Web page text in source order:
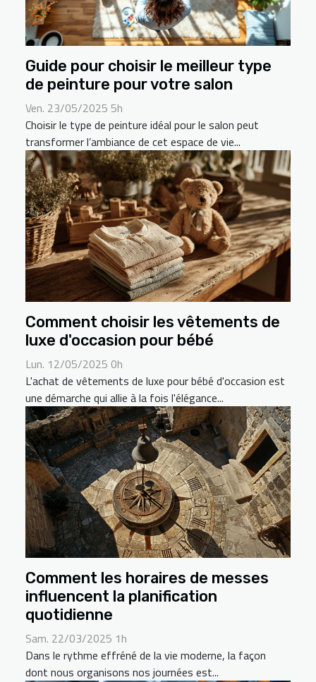
Guide pour choisir le meilleur type
de peinture pour votre salon
Ven. 23/05/2025 5h
Choisir le type de peinture idéal pour le salon peut
transformer l’ambiance de cet espace de vie...
Comment choisir les vêtements de
luxe d'occasion pour bébé
Lun. 12/05/2025 0h
L'achat de vêtements de luxe pour bébé d'occasion est
une démarche qui allie à la fois l'élégance...
Comment les horaires de messes
influencent la planification
quotidienne
Sam. 22/03/2025 1h
Dans le rythme effréné de la vie moderne, la façon
dont nous organisons nos journées est...